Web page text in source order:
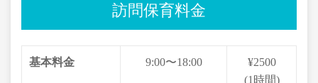
訪問保育料金
基本料金 9:00〜18:00
¥2500
(1時間)